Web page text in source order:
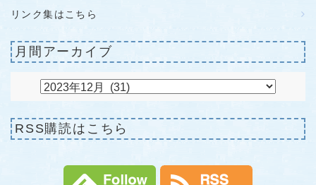
リンク集はこちら
月間アーカイブ
RSS購読はこちら